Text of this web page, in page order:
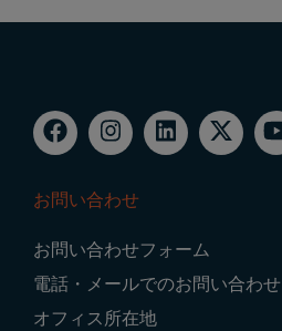
Navigation
お問い合わせ
お問い合わせフォーム
電話・メールでのお問い合わせ
オフィス所在地